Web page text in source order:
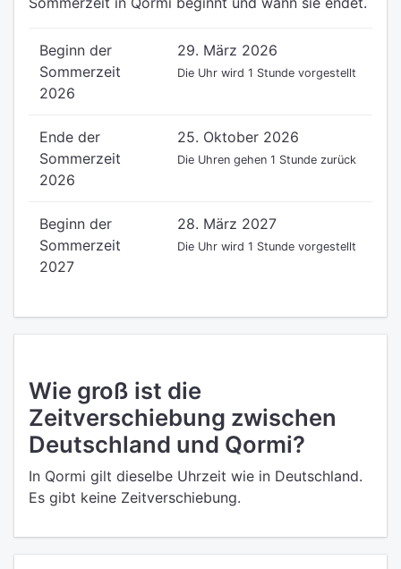
Beginn der
Sommerzeit
2026
29. März 2026
Die Uhr wird 1 Stunde vorgestellt
Ende der
Sommerzeit
2026
25. Oktober 2026
Die Uhren gehen 1 Stunde zurück
Beginn der
Sommerzeit
2027
28. März 2027
Die Uhr wird 1 Stunde vorgestellt
Wie groß ist die
Zeitverschiebung zwischen
Deutschland und Qormi?
In Qormi gilt dieselbe Uhrzeit wie in Deutschland.
Es gibt keine Zeitverschiebung.